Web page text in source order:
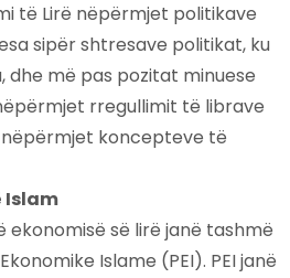
të Lirë nëpërmjet politikave
sipër shtresave politikat, ku
dhe më pas pozitat minuese
rregullimit të librave
koncepteve të
Islam
së lirë janë tashmë
Islame (PEI). PEI janë